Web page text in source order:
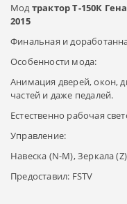
Модтрактор Т-150К
2015
Финальная и
Особенности мода:
Анимация дверей, окон,
частей и даже педалей.
Естественно рабочая
Управление:
Навеска (N-M), Зеркала
Предоставил: FSTV